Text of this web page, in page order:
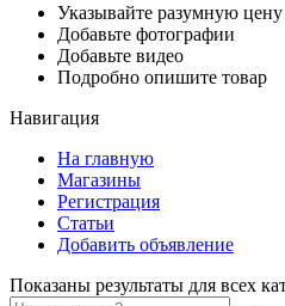
Указывайте разумную цену
Добавьте фотографии
Добавьте видео
Подробно опишите товар
Навигация
На главную
Магазины
Регистрация
Статьи
Добавить объявление
Показаны результаты для всех